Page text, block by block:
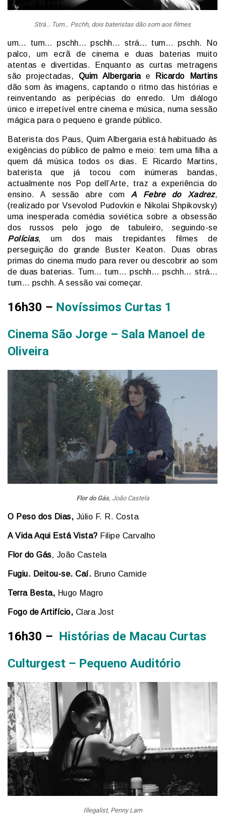
Strá… Tum… Pschh, dois bateristas dão som aos filmes
um… tum… pschh… pschh… strá… tum… pschh. No
palco, um ecrã de cinema e duas baterias muito
atentas e divertidas. Enquanto as curtas metragens
são projectadas, Quim Albergariae
Ricardo Martins
dão som às imagens, captando o ritmo das histórias e
reinventando as peripécias do enredo. Um diálogo
único e irrepetível entre cinema e música, numa sessão
mágica para o pequeno e grande público.
Baterista dos Paus, Quim Albergaria está habituado às
exigências do público de palmo e meio: tem uma filha a
quem dá música todos os dias. E Ricardo Martins,
baterista que já tocou com inúmeras bandas,
actualmente nos Pop dell’Arte, traz a experiência do
ensino. A sessão abre comA Febre do Xadrez,
(realizado por Vsevolod Pudovkin e Nikolai Shpikovsky)
uma inesperada comédia soviética sobre a obsessão
dos russos pelo jogo de tabuleiro, seguindo-se
Polícias, um dos mais trepidantes filmes de
perseguição do grande Buster Keaton. Duas obras
primas do cinema mudo para rever ou descobrir ao som
de duas baterias. Tum… tum… pschh… pschh… strá…
tum… pschh. A sessão vai começar.
16h30 – Novíssimos Curtas 1
Cinema São Jorge – Sala Manoel de
Oliveira
Flor do Gás, João Castela
O Peso dos Dias, Júlio F. R. Costa
A Vida Aqui Está Vista? Filipe Carvalho
Flor do Gás, João Castela
Fugiu. Deitou-se. Caí. Bruno Carnide
Terra Besta, Hugo Magro
Fogo de Artifício, Clara Jost
16h30 – Histórias de Macau Curtas
Culturgest – Pequeno Auditório
Illegalist, Penny Lam